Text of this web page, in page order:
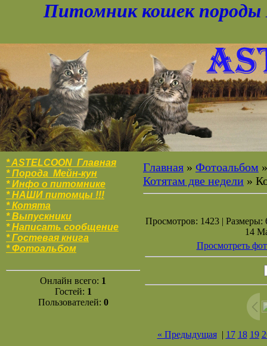
Питомник кошек породы
* ASTELCOON Главная
* Порода Мейн-кун
* Инфо о питомнике
* НАШИ питомцы !!!
* Котята
* Выпускники
* Написать сообщение
* Гостевая книга
* Фотоальбом
Онлайн всего: 1
Гостей: 1
Пользователей: 0
Главная » Фотоальбом
Котятам две недели »
Просмотров: 1423 | Размеры:
14
Просмотреть
« Предыдущая| 17 18 19